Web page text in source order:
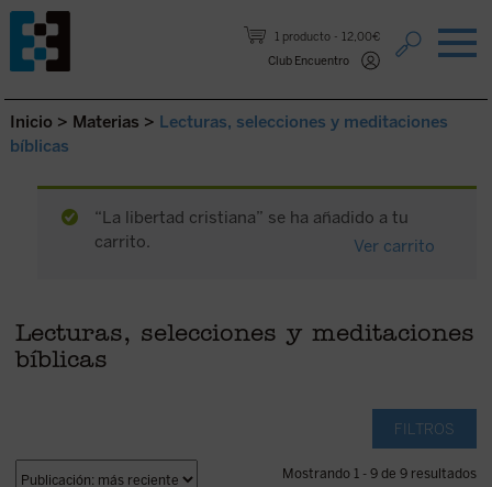
1 producto
12,00€
Club Encuentro
Saltar al contenido.
Inicio > Materias > Lecturas, selecciones y meditaciones
bíblicas
“La libertad cristiana” se ha añadido a tu
carrito.
Ver carrito
Lecturas, selecciones y meditaciones
bíblicas
FILTROS
Mostrando 1 - 9 de 9 resultados